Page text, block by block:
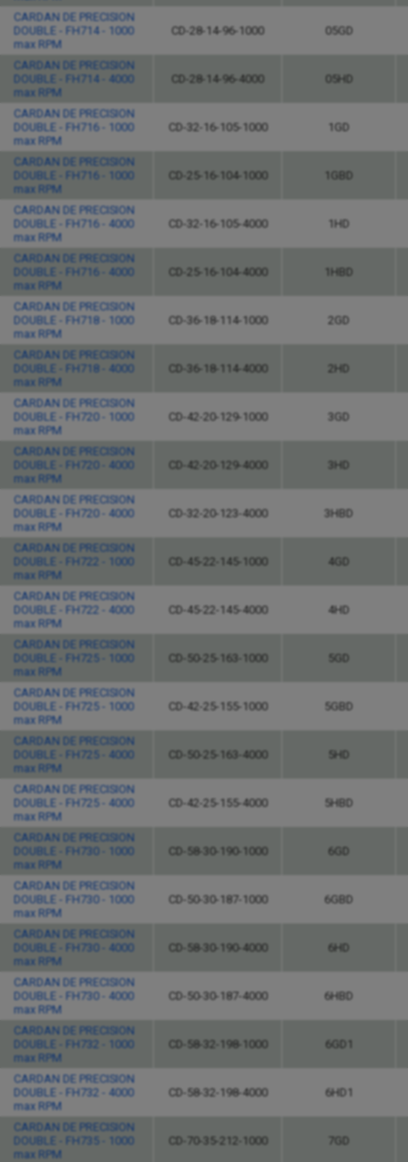
CARDAN DE PRECISION
DOUBLE - FH714 - 1000
max RPM
CD-28-14-96-1000 05GD
CARDAN DE PRECISION
DOUBLE - FH714 - 4000
max RPM
CD-28-14-96-4000 05HD
CARDAN DE PRECISION
DOUBLE - FH716 - 1000
max RPM
CD-32-16-105-1000 1GD
CARDAN DE PRECISION
DOUBLE - FH716 - 1000
max RPM
CD-25-16-104-1000 1GBD
CARDAN DE PRECISION
DOUBLE - FH716 - 4000
max RPM
CD-32-16-105-4000 1HD
CARDAN DE PRECISION
DOUBLE - FH716 - 4000
max RPM
CD-25-16-104-4000 1HBD
CARDAN DE PRECISION
DOUBLE - FH718 - 1000
max RPM
CD-36-18-114-1000 2GD
CARDAN DE PRECISION
DOUBLE - FH718 - 4000
max RPM
CD-36-18-114-4000 2HD
CARDAN DE PRECISION
DOUBLE - FH720 - 1000
max RPM
CD-42-20-129-1000 3GD
CARDAN DE PRECISION
DOUBLE - FH720 - 4000
max RPM
CD-42-20-129-4000 3HD
CARDAN DE PRECISION
DOUBLE - FH720 - 4000
max RPM
CD-32-20-123-4000 3HBD
CARDAN DE PRECISION
DOUBLE - FH722 - 1000
max RPM
CD-45-22-145-1000 4GD
CARDAN DE PRECISION
DOUBLE - FH722 - 4000
max RPM
CD-45-22-145-4000 4HD
CARDAN DE PRECISION
DOUBLE - FH725 - 1000
max RPM
CD-50-25-163-1000 5GD
CARDAN DE PRECISION
DOUBLE - FH725 - 1000
max RPM
CD-42-25-155-1000 5GBD
CARDAN DE PRECISION
DOUBLE - FH725 - 4000
max RPM
CD-50-25-163-4000 5HD
CARDAN DE PRECISION
DOUBLE - FH725 - 4000
max RPM
CD-42-25-155-4000 5HBD
CARDAN DE PRECISION
DOUBLE - FH730 - 1000
max RPM
CD-58-30-190-1000 6GD
CARDAN DE PRECISION
DOUBLE - FH730 - 1000
max RPM
CD-50-30-187-1000 6GBD
CARDAN DE PRECISION
DOUBLE - FH730 - 4000
max RPM
CD-58-30-190-4000 6HD
CARDAN DE PRECISION
DOUBLE - FH730 - 4000
max RPM
CD-50-30-187-4000 6HBD
CARDAN DE PRECISION
DOUBLE - FH732 - 1000
max RPM
CD-58-32-198-1000 6GD1
CARDAN DE PRECISION
DOUBLE - FH732 - 4000
max RPM
CD-58-32-198-4000 6HD1
CARDAN DE PRECISION
DOUBLE - FH735 - 1000
max RPM
CD-70-35-212-1000 7GD